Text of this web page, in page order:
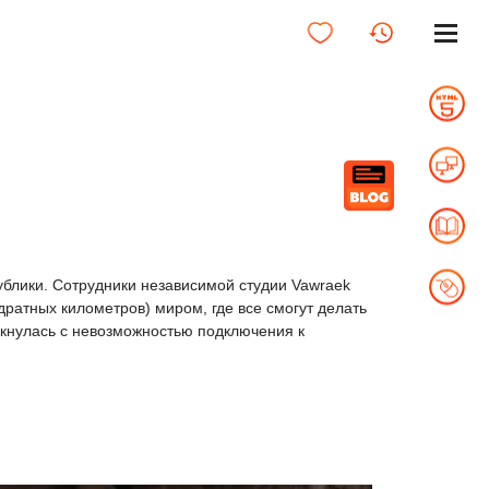
Сотрудники независимой студии Vawraek
километров) миром, где все смогут делать
с невозможностью подключения к